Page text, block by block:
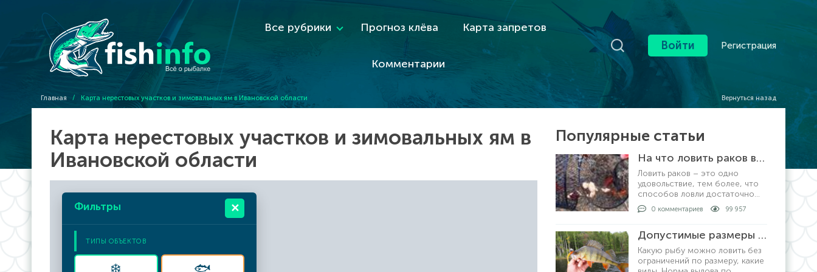
Все рубрики Прогноз клёва Карта запретов
Комментарии
Войти Регистрация
Главная / Карта нерестовых участков и зимовальных ям в Ивановской области Вернуться назад
Карта нерестовых участков и зимовальных ям в
Ивановской области
Фильтры ✕
ТИПЫ ОБЪЕКТОВ
❄️ 🐟
Популярные статьи
На что ловить раков в раколовке
Ловить раков – это одно
удовольствие, тем более, что
способов ловли достаточно
много. Самый
распространенный и уловистый
раколовками. Хотя, ловить
раков можно просто рукам
0 комментариев 99 957
Допустимые размеры рыбы для вылова по регионам
Какую рыбу можно ловить без
ограничений по размеру, какие